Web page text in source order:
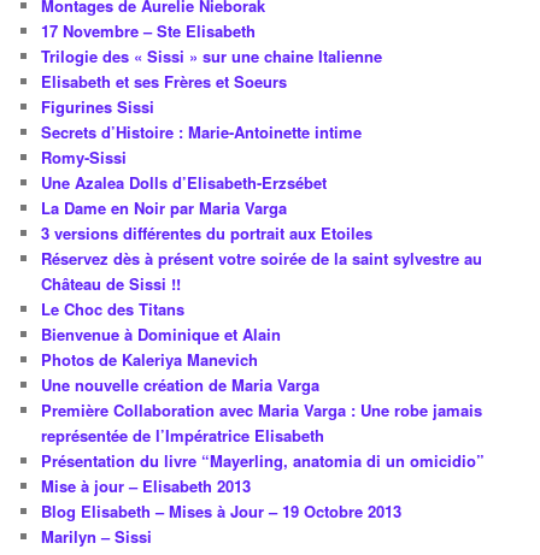
Montages de Aurelie Nieborak
17 Novembre – Ste Elisabeth
Trilogie des « Sissi » sur une chaine Italienne
Elisabeth et ses Frères et Soeurs
Figurines Sissi
Secrets d’Histoire : Marie-Antoinette intime
Romy-Sissi
Une Azalea Dolls d’Elisabeth-Erzsébet
La Dame en Noir par Maria Varga
3 versions différentes du portrait aux Etoiles
Réservez dès à présent votre soirée de la saint sylvestre au
Château de Sissi !!
Le Choc des Titans
Bienvenue à Dominique et Alain
Photos de Kaleriya Manevich
Une nouvelle création de Maria Varga
Première Collaboration avec Maria Varga : Une robe jamais
représentée de l’Impératrice Elisabeth
Présentation du livre “Mayerling, anatomia di un omicidio”
Mise à jour – Elisabeth 2013
Blog Elisabeth – Mises à Jour – 19 Octobre 2013
Marilyn – Sissi